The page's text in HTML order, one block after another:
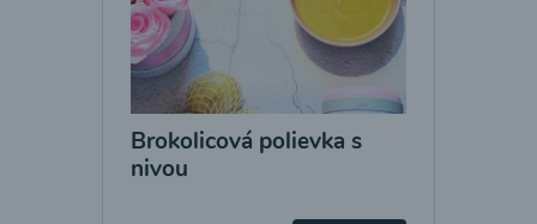
Brokolicová polievka s
nivou